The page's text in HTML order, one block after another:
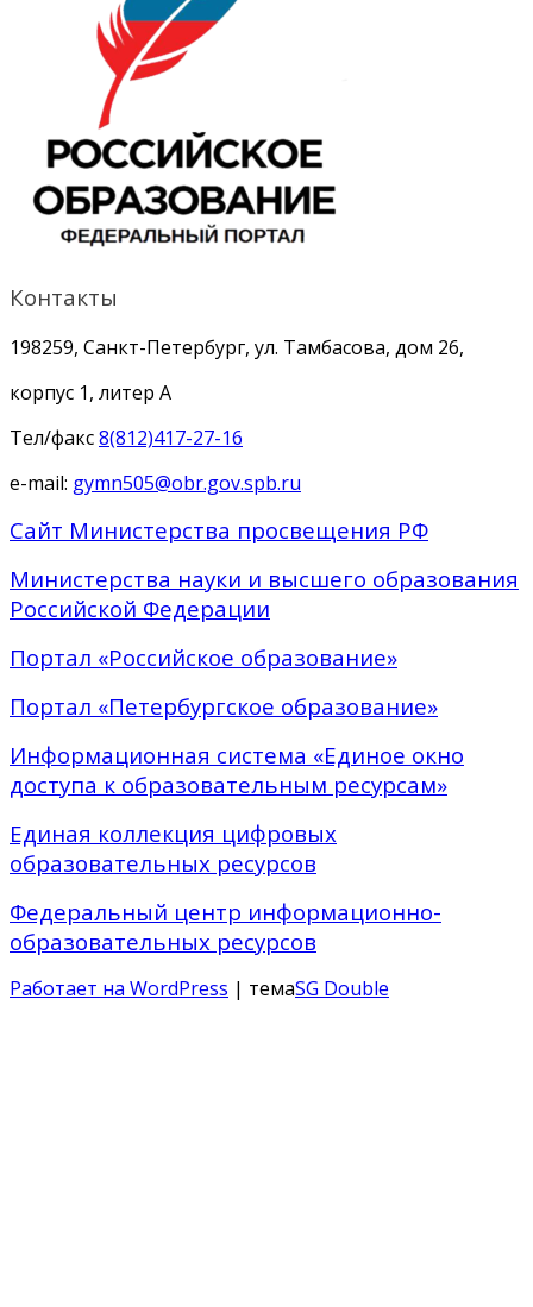
Контакты
198259, Санкт-Петербург, ул. Тамбасова, дом 26,
корпус 1, литер А
Тел/факс8(812)417-27-16
e-mail: gymn505@obr.gov.spb.ru
Сайт Министерства просвещения РФ
Министерства науки и высшего образования
Российской Федерации
Портал «Российское образование»
Портал «Петербургское образование»
Информационная система «Единое окно
доступа к образовательным ресурсам»
Единая коллекция цифровых
образовательных ресурсов
Федеральный центр информационно-
образовательных ресурсов
Работает на WordPress | темаSG Double